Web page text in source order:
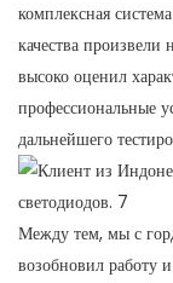
комплексная
качества произвели
высоко оценил
профессиональные
дальнейшего
Между тем, мы с
возобновил работу